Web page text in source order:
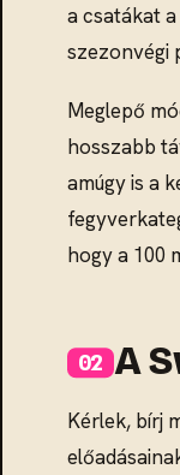
a csatákat
szezonvégi
Meglepő
hosszabb
amúgy is a
hogy a 100
A
Kérlek, bírj